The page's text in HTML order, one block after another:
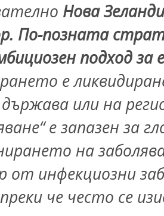
Нова
По-позната
подход за
е
или на
е запазен за
на
от инфекциозни
че често се